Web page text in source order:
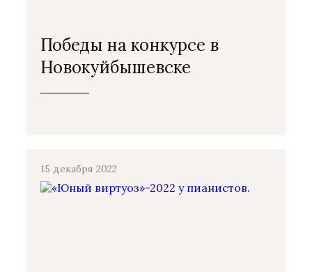
Победы на конкурсе в
Новокуйбышевске
15 декабря 2022